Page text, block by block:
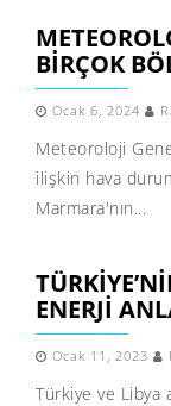
BIRÇOK
Ocak 6, 2024
Meteoroloji
ilişkin hava
Marmara'nın...
ENERJI
Ocak 11, 2023
Türkiye ve Libya